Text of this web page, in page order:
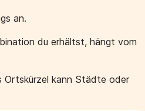
an.
du erhältst, hängt vom
Ortskürzel kann Städte oder